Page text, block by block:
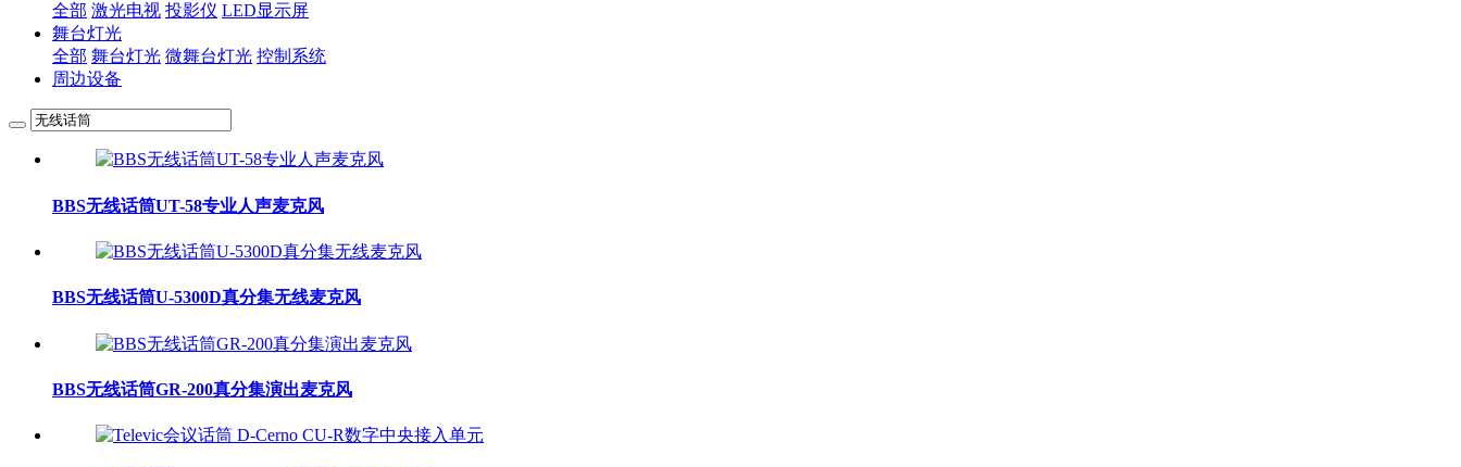
全部 激光电视 投影仪 LED显示屏
舞台灯光
全部 舞台灯光 微舞台灯光 控制系统
周边设备
BBS无线话筒UT-58专业人声麦克风
BBS无线话筒U-5300D真分集无线麦克风
BBS无线话筒GR-200真分集演出麦克风